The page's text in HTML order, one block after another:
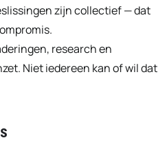
zijn collectief — dat
research en
Niet iedereen kan of wil dat